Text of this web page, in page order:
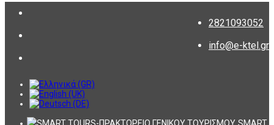
2821093052
info@e-ktel.gr